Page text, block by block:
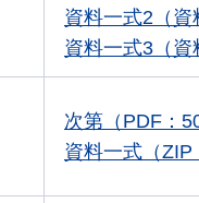
資料一式2（資
資料一式3（資
次第（PDF：
資料一式（ZIP